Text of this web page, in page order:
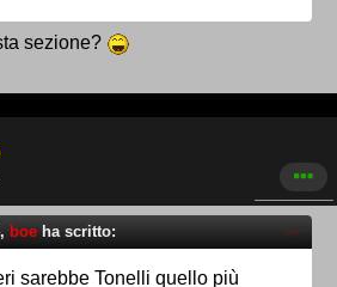
sezione?
boe ha scritto:
sarebbe Tonelli quello più